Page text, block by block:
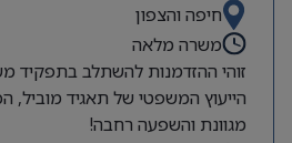
חיפה והצפון
משרה מלאה
זוהי ההזדמנות להשתלב בתפקיד
הייעוץ המשפטי של תאגיד מוביל,
מגוונת והשפעה רחבה!